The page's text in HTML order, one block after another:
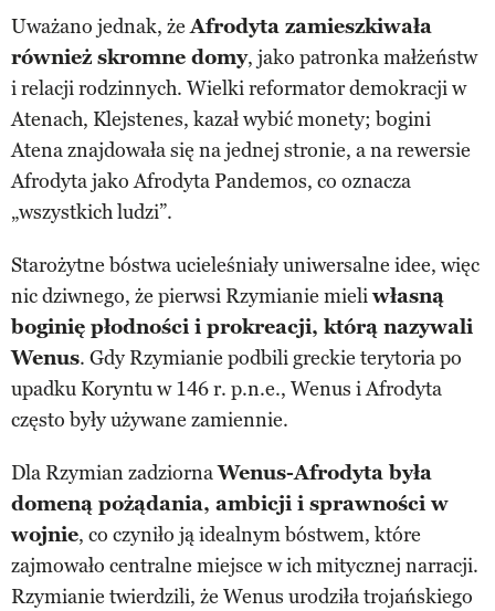
Uważano jednak, żeAfrodyta zamieszkiwała
również skromne domy, jako patronka małżeństw
i relacji rodzinnych. Wielki reformator demokracji w
Atenach, Klejstenes, kazał wybić monety; bogini
Atena znajdowała się na jednej stronie, a na rewersie
Afrodyta jako Afrodyta Pandemos, co oznacza
„wszystkich ludzi”.
Starożytne bóstwa ucieleśniały uniwersalne idee, więc
nic dziwnego, że pierwsi Rzymianie mieliwłasną
boginię płodności i prokreacji, którą nazywali
Wenus. Gdy Rzymianie podbili greckie terytoria po
upadku Koryntu w 146 r. p.n.e., Wenus i Afrodyta
często były używane zamiennie.
Dla Rzymian zadziornaWenus-Afrodyta była
domeną pożądania, ambicji i sprawności w
wojnie, co czyniło ją idealnym bóstwem, które
zajmowało centralne miejsce w ich mitycznej narracji.
Rzymianie twierdzili, że Wenus urodziła trojańskiego